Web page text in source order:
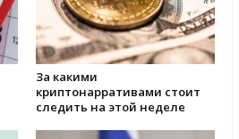
За какими
криптонарративами стоит
следить на этой неделе